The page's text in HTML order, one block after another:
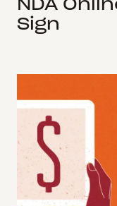
NDA
Sign